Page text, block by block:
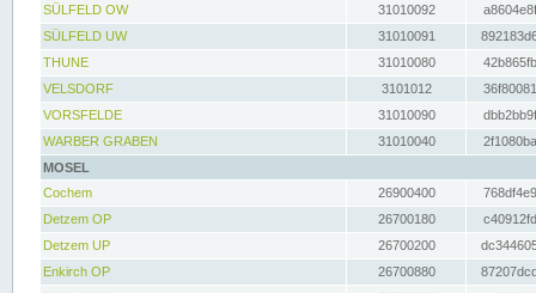
SÜLFELD OW
31010092
SÜLFELD UW
31010091
THUNE
31010080
VELSDORF
3101012
VORSFELDE
31010090
WARBER GRABEN
31010040
MOSEL
Cochem
26900400
Detzem OP
26700180
Detzem UP
26700200
Enkirch OP
26700880